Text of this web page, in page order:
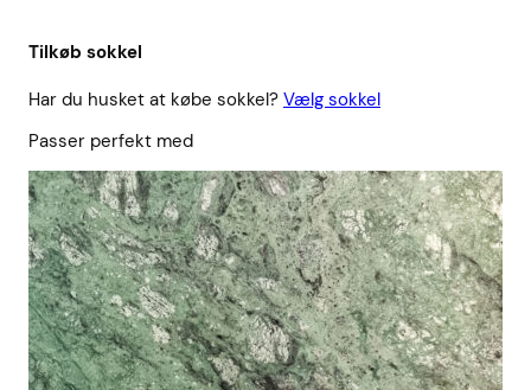
Tilkøb sokkel
Har du husket at købe sokkel? Vælg sokkel
Passer perfekt med